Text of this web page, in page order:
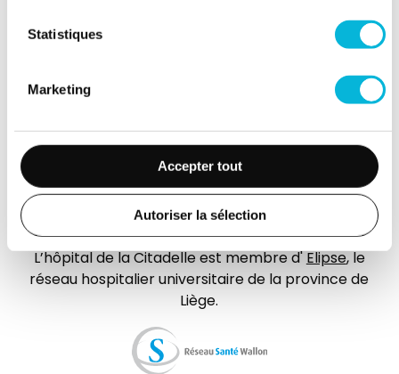
Statistiques
Marketing
Accepter tout
Autoriser la sélection
Accès collaborateurs et médecins Citadelle
(Extranet)
Événements
Contact
Presse
FAQ
L’hôpital de la Citadelle est membre d'Elipse, le
réseau hospitalier universitaire de la province de
Liège.